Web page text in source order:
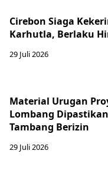
Cirebon Siaga
Karhutla, Berlaku
29 Juli 2026
Material Urugan
Lombang
Tambang Berizin
29 Juli 2026